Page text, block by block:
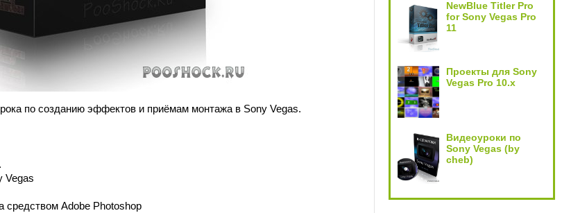
по созданию эффектов и приёмам монтажа в Sony Vegas.
Vegas
средством Adobe Photoshop
NewBlue Titler Pro
for Sony Vegas Pro
11
Проекты для Sony
Vegas Pro 10.x
Видеоуроки по
Sony Vegas (by
cheb)